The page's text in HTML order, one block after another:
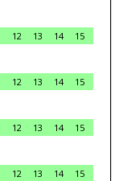
12 13 14
15
12 13 14
15
12 13 14
15
12 13 14 15